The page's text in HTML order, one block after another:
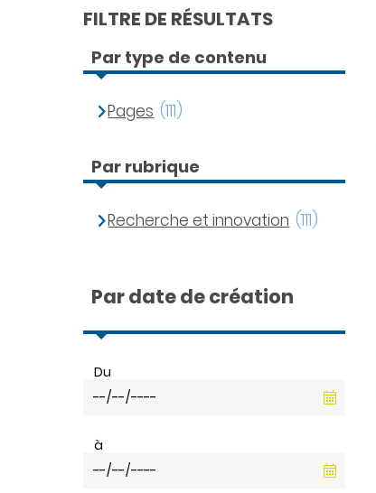
FILTRE DE RÉSULTATS
Par type de contenu
Pages (111)
Par rubrique
Recherche et innovation (111)
Par date de création
Du
à